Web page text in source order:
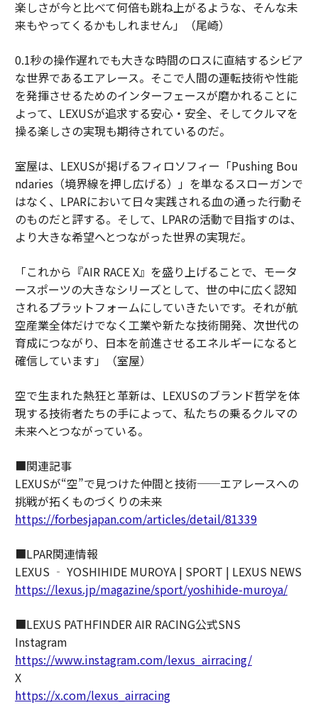
楽しさが今と比べて何倍も跳ね上がるような、そんな未
来もやってくるかもしれません」（尾崎）
0.1秒の操作遅れでも大きな時間のロスに直結するシビア
な世界であるエアレース。そこで人間の運転技術や性能
を発揮させるためのインターフェースが磨かれることに
よって、LEXUSが追求する安心・安全、そしてクルマを
操る楽しさの実現も期待されているのだ。
室屋は、LEXUSが掲げるフィロソフィー「Pushing Bou
ndaries（境界線を押し広げる）」を単なるスローガンで
はなく、LPARにおいて日々実践される血の通った行動そ
のものだと評する。そして、LPARの活動で目指すのは、
より大きな希望へとつながった世界の実現だ。
「これから『AIR RACE X』を盛り上げることで、モータ
ースポーツの大きなシリーズとして、世の中に広く認知
されるプラットフォームにしていきたいです。それが航
空産業全体だけでなく工業や新たな技術開発、次世代の
育成につながり、日本を前進させるエネルギーになると
確信しています」（室屋）
空で生まれた熱狂と革新は、LEXUSのブランド哲学を体
現する技術者たちの手によって、私たちの乗るクルマの
未来へとつながっている。
■関連記事
LEXUSが“空”で見つけた仲間と技術──エアレースへの
挑戦が拓くものづくりの未来
https://forbesjapan.com/articles/detail/81339
■LPAR関連情報
LEXUS ‐ YOSHIHIDE MUROYA | SPORT | LEXUS NEWS
https://lexus.jp/magazine/sport/yoshihide-muroya/
■LEXUS PATHFINDER AIR RACING公式SNS
Instagram
https://www.instagram.com/lexus_airracing/
X
https://x.com/lexus_airracing